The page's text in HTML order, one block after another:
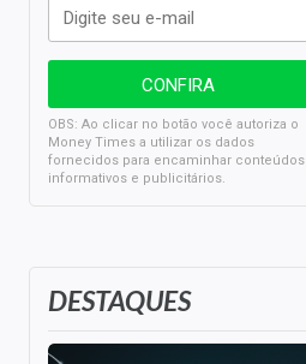
DESTAQUES
OBS: Ao clicar no botão você autoriza o
Money Times a utilizar os dados
fornecidos para encaminhar conteúdos
informativos e publicitários.